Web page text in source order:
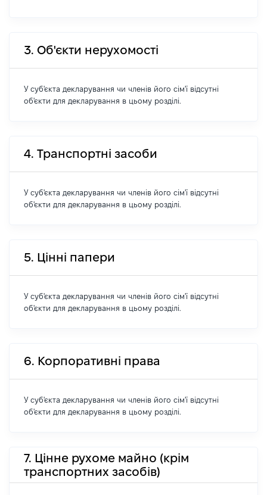
3. Об'єкти нерухомості
У суб'єкта декларування чи членів його сім'ї відсутні
об'єкти для декларування в цьому розділі.
4. Транспортні засоби
У суб'єкта декларування чи членів його сім'ї відсутні
об'єкти для декларування в цьому розділі.
5. Цінні папери
У суб'єкта декларування чи членів його сім'ї відсутні
об'єкти для декларування в цьому розділі.
6. Корпоративні права
У суб'єкта декларування чи членів його сім'ї відсутні
об'єкти для декларування в цьому розділі.
7. Цінне рухоме майно (крім
транспортних засобів)